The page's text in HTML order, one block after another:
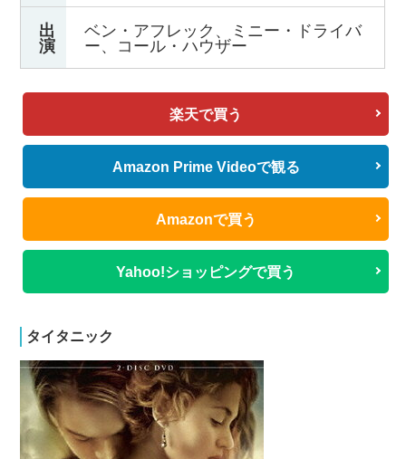
出
演
ベン・アフレック、ミニー・ドライバ
ー、コール・ハウザー
楽天で買う
Amazon Prime Videoで観る
Amazonで買う
Yahoo!ショッピングで買う
タイタニック